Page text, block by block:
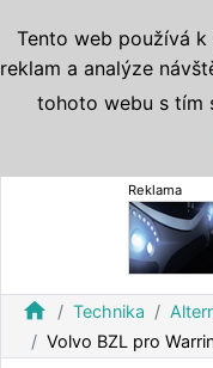
Reklama
home Technika
Volvo BZL pro
Tento web používá
reklam a analýze
tohoto webu s tím